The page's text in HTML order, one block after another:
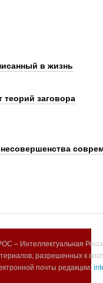
в жизнь
теорий заговора
– Интеллектуальная
разрешенных к
почты редакции: